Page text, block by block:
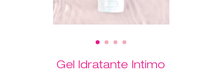
Gel Idratante Intimo